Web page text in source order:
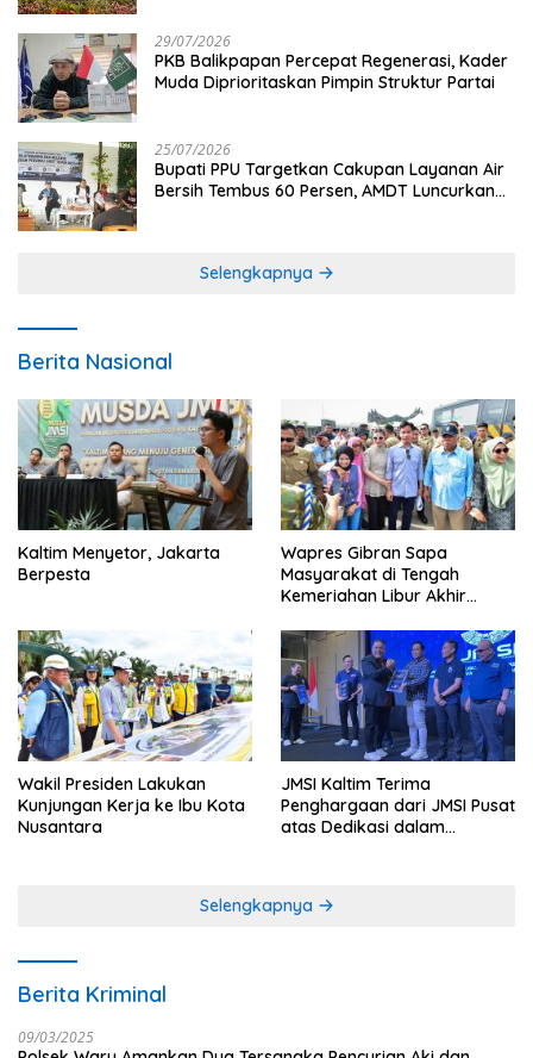
29/07/2026
PKB Balikpapan Percepat Regenerasi, Kader
Muda Diprioritaskan Pimpin Struktur Partai
25/07/2026
Bupati PPU Targetkan Cakupan Layanan Air
Bersih Tembus 60 Persen, AMDT Luncurkan
Selengkapnya
Berita Nasional
Kaltim Menyetor, Jakarta
Berpesta
Wapres Gibran Sapa
Masyarakat di Tengah
Kemeriahan Libur Akhir
Wakil Presiden Lakukan
Kunjungan Kerja ke Ibu Kota
Nusantara
JMSI Kaltim Terima
Penghargaan dari JMSI Pusat
atas Dedikasi dalam
Selengkapnya
Berita Kriminal
09/03/2025